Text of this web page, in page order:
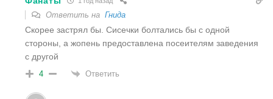
Ответить на Гнида
Скорее застрял бы. Сисечки болтались бы с одной
стороны, а жопень предоставлена посеителям заведения
с другой
4 Ответить